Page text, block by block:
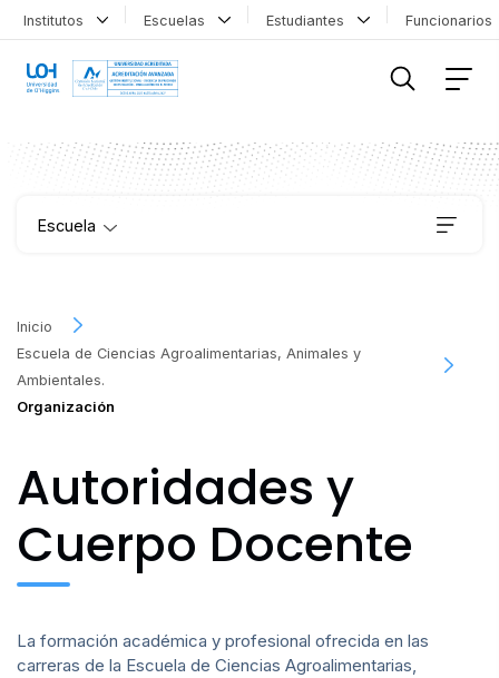
Institutos Escuelas Estudiantes
Escuela
Educación Continua
Noticias
Inicio
Escuela de Ciencias Agroalimentarias, Animales y
Ambientales.
Organización
Autoridades y
Cuerpo Docente
La formación académica y profesional ofrecida en las
carreras de la Escuela de Ciencias Agroalimentarias,